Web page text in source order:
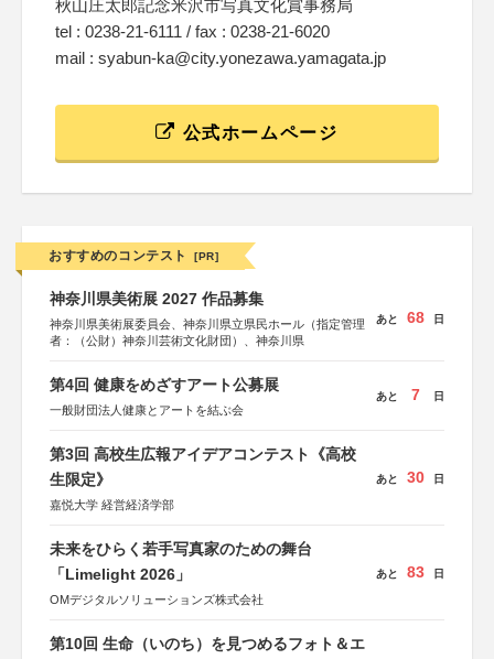
秋山庄太郎記念米沢市写真文化賞事務局
tel : 0238-21-6111 / fax : 0238-21-6020
mail : syabun-ka@city.yonezawa.yamagata.jp
公式ホームページ
おすすめのコンテスト [PR]
神奈川県美術展 2027 作品募集
神奈川県美術展委員会、神奈川県立県民ホール（指定管理
者：（公財）神奈川芸術文化財団）、神奈川県
あと 68 日
第4回 健康をめざすアート公募展
一般財団法人健康とアートを結ぶ会
あと 7 日
第3回 高校生広報アイデアコンテスト《高校
生限定》
嘉悦大学 経営経済学部
あと 30 日
未来をひらく若手写真家のための舞台
「Limelight 2026」
OMデジタルソリューションズ株式会社
あと 83 日
第10回 生命（いのち）を見つめるフォト＆エ